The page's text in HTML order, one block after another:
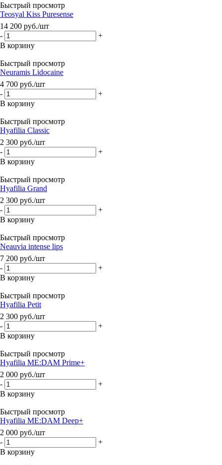
Быстрый просмотр
Teosyal Kiss Puresense
14 200 руб./шт
-
+
В корзину
Быстрый просмотр
Neuramis Lidocaine
4 700 руб./шт
-
+
В корзину
Быстрый просмотр
Hyafilia Classic
2 300 руб./шт
-
+
В корзину
Быстрый просмотр
Hyafilia Grand
2 300 руб./шт
-
+
В корзину
Быстрый просмотр
Neauvia intense lips
7 200 руб./шт
-
+
В корзину
Быстрый просмотр
Hyafilia Petit
2 300 руб./шт
-
+
В корзину
Быстрый просмотр
Hyafilia ME:DAM Prime+
2 000 руб./шт
-
+
В корзину
Быстрый просмотр
Hyafilia ME:DAM Deep+
2 000 руб./шт
-
+
В корзину